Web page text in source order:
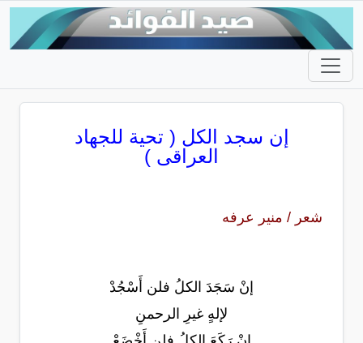
إن سجد الكل ( تحية للجهاد
العراقى )
شعر / منير عرفه
إنْ سَجَدَ الكلُ فلن أَسْجُدْ
لإلهٍ غيرِ الرحمنِ